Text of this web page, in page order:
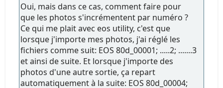
Oui, mais dans ce cas, comment faire pour
que les photos s'incrémentent par numéro ?
Ce qui me plait avec eos utility, c'est que
lorsque j'importe mes photos, j'ai réglé les
fichiers comme suit: EOS 80d_00001; .....2; .......3
et ainsi de suite. Et lorsque j'importe des
photos d'une autre sortie, ça repart
automatiquement à la suite: EOS 80d_00004;